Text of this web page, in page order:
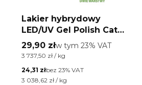
Lakier hybrydowy
LED/UV Gel Polish Cat
Eye Crystal Water Nr 261
Pistachio Molly Nails
Cena brutto
29,90 złw tym %s VAT
w tym 23% VAT
Cena jednostkowa brutto
3 737,50 zł / kg
Cena netto
24,31 złbez 23% VAT
Cena jednostkowa netto
3 038,62 zł / kg